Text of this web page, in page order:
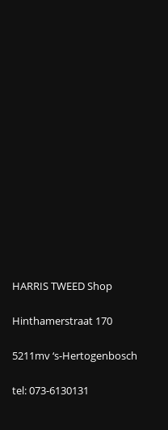
HARRIS TWEED Shop
Hinthamerstraat 170
5211mv ‘s-Hertogenbosch
tel: 073-6130131